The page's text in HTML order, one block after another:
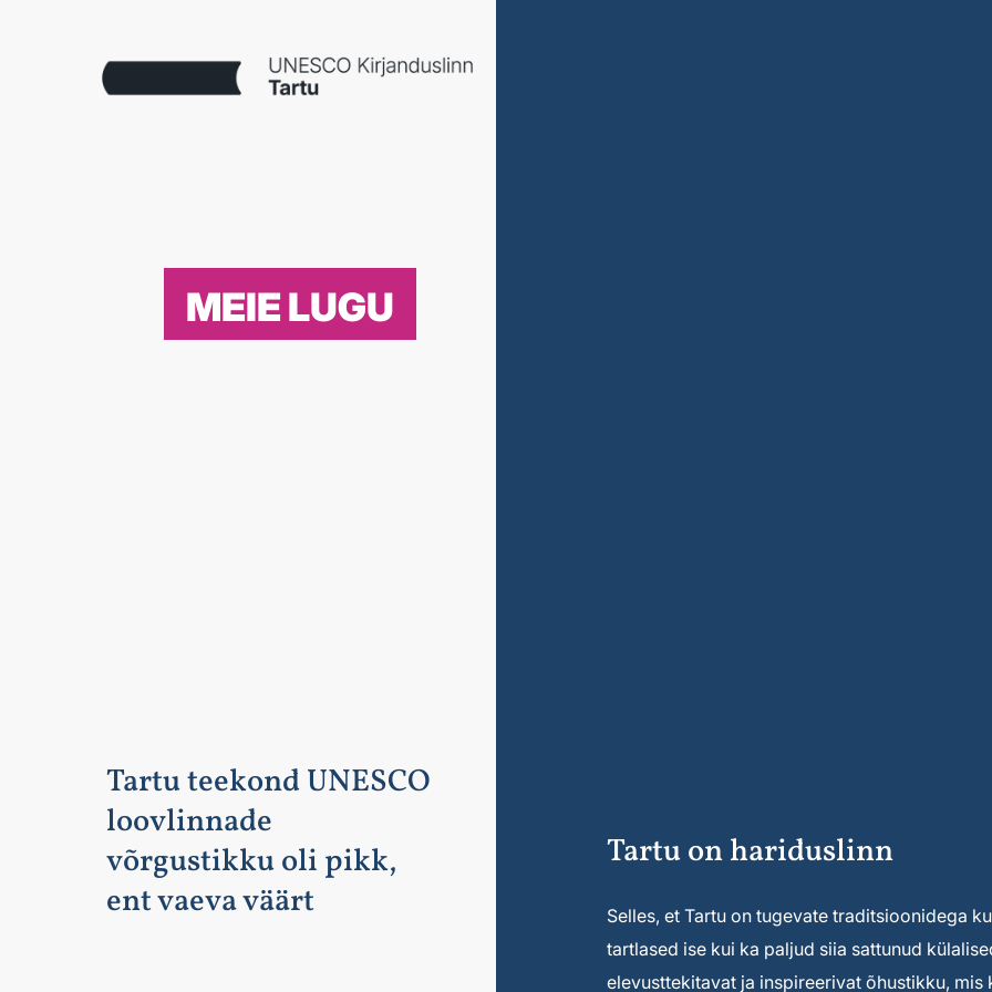
MEIE LUGU
Tartu teekond UNESCO
loovlinnade
võrgustikku oli pikk,
ent vaeva väärt
Tartu on hariduslinn
Selles, et Tartu on tugevate traditsioonidega
tartlased ise kui ka paljud siia sattunud
elevusttekitavat ja inspireerivat õhustikku,